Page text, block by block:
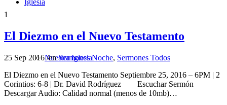
Iglesia
Nuestra Iglesia
1
El Diezmo en el Nuevo Testamento
25 Sep 2016/enSermones Noche, Sermones Todos
El Diezmo en el Nuevo Testamento Septiembre 25, 2016 – 6PM | 2
Corintios: 6-8 | Dr. David Rodríguez Escuchar Sermón
Descargar Audio: Calidad normal (menos de 10mb)…